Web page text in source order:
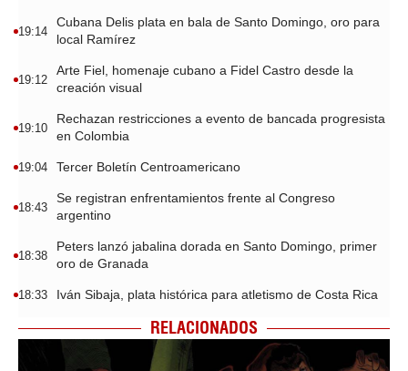
19:14
Cubana Delis plata en bala de Santo Domingo, oro para
local Ramírez
19:12
Arte Fiel, homenaje cubano a Fidel Castro desde la
creación visual
19:10
Rechazan restricciones a evento de bancada progresista
en Colombia
19:04 Tercer Boletín Centroamericano
18:43
Se registran enfrentamientos frente al Congreso
argentino
18:38
Peters lanzó jabalina dorada en Santo Domingo, primer
oro de Granada
18:33 Iván Sibaja, plata histórica para atletismo de Costa Rica
RELACIONADOS